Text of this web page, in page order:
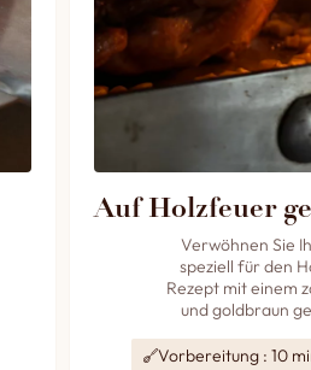
Auf Holzfeuer
Verwöhnen Sie
speziell für den
Rezept mit einem
und goldbraun
Vorbereitung : 10